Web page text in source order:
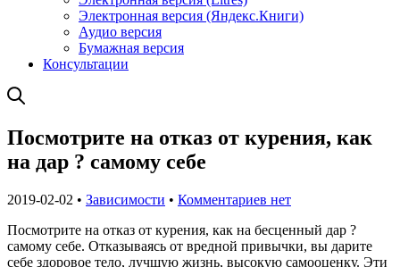
Электронная версия (Яндекс.Книги)
Аудио версия
Бумажная версия
Консультации
Посмотрите на отказ от курения, как
на дар ? самому себе
2019-02-02 • Зависимости • Комментариев нет
Посмотрите на отказ от курения, как на бесценный дар ?
самому себе. Отказываясь от вредной привычки, вы дарите
себе здоровое тело, лучшую жизнь, высокую самооценку. Эти